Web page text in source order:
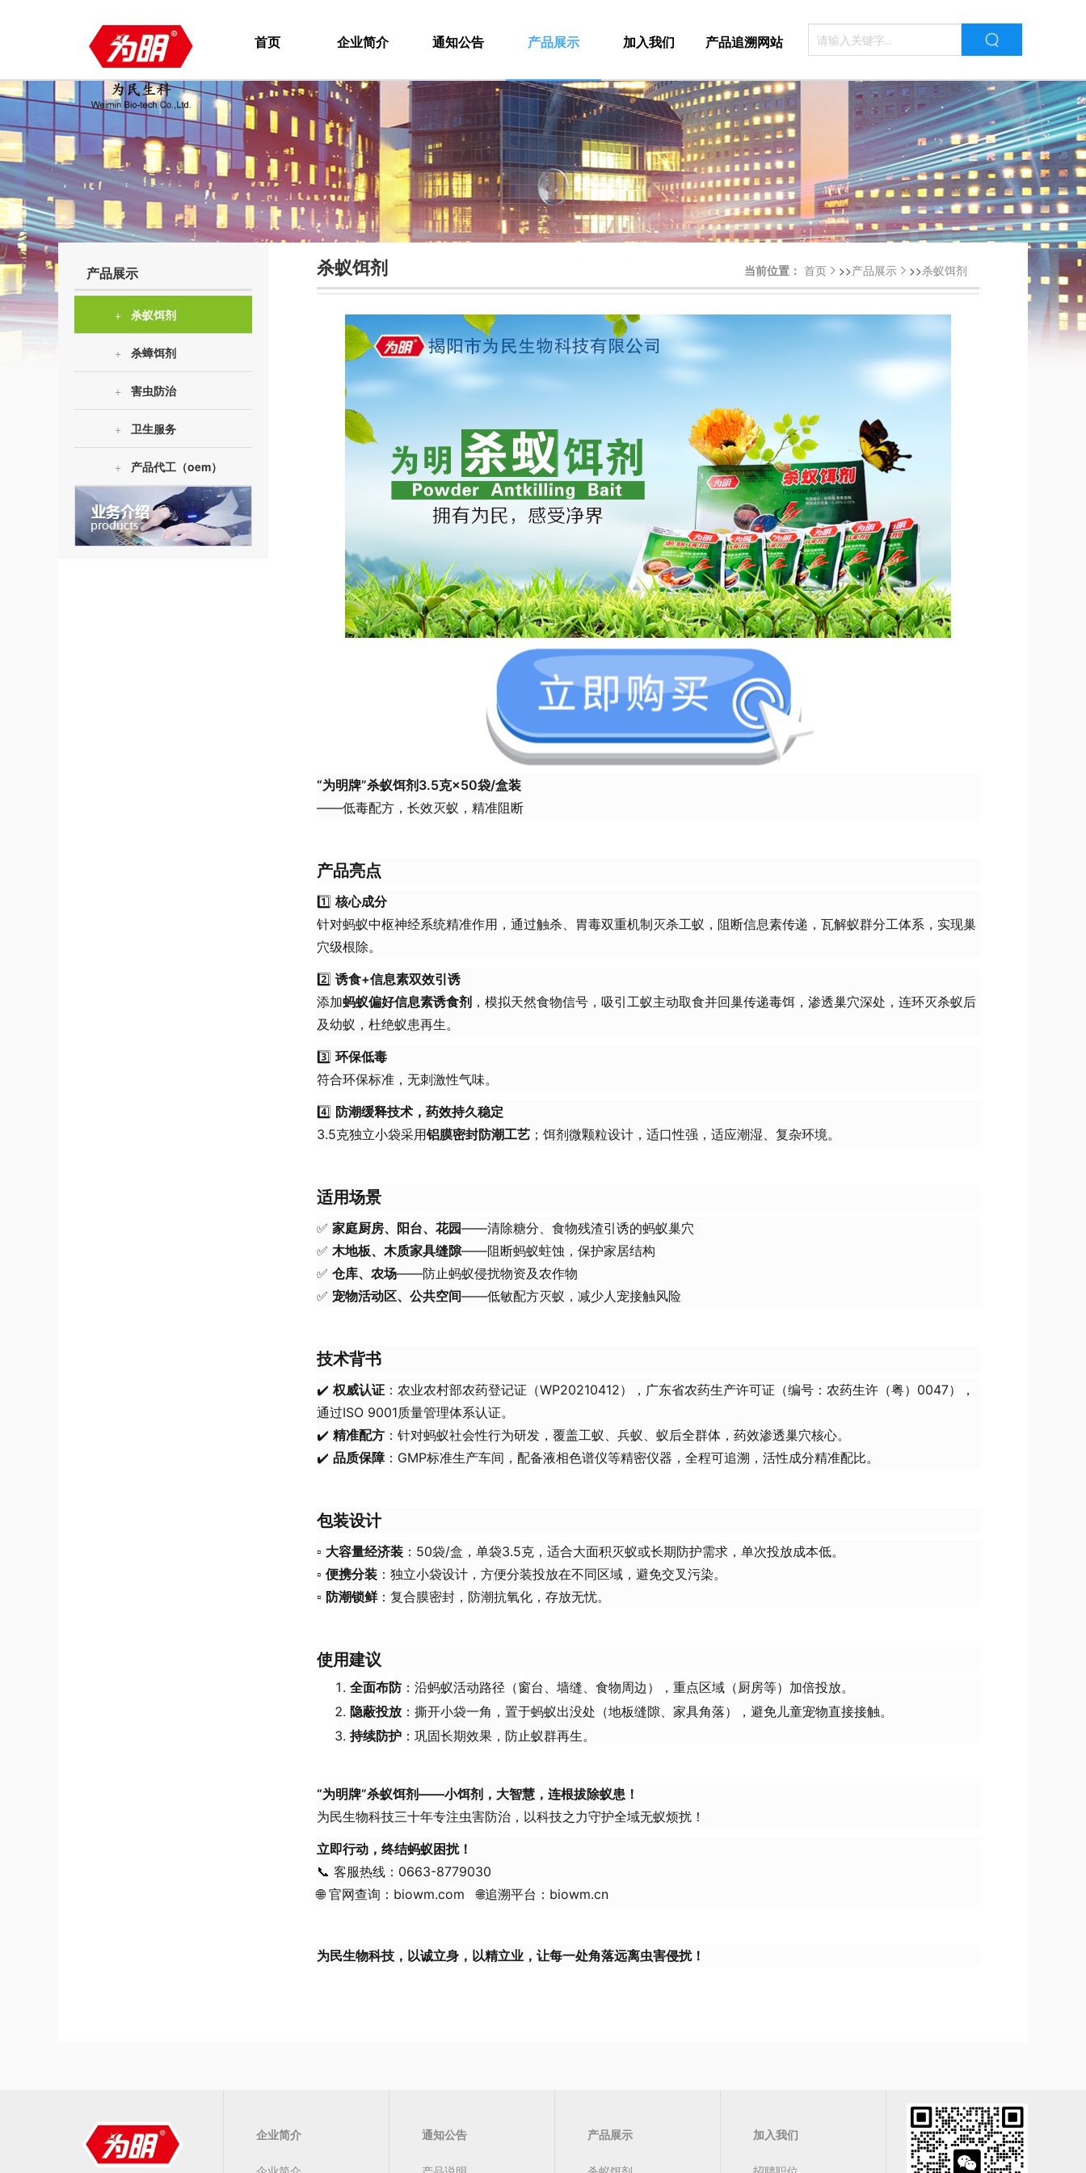
首页 企业简介 通知公告 产品展示 加入我们 产品追溯网站
产品展示
+ 杀蚁饵剂
+ 杀蟑饵剂
+ 害虫防治
+ 卫生服务
+ 产品代工（oem）
杀蚁饵剂 当前位置： 首页 >>产品展示 >>杀蚁饵剂
“为明牌”杀蚁饵剂3.5克×50袋/盒装
——低毒配方，长效灭蚁，精准阻断
产品亮点
1️⃣ 核心成分
针对蚂蚁中枢神经系统精准作用，通过触杀、胃毒双重机制灭杀工蚁，阻断信息素传递，瓦解蚁群分工体系，实现巢
穴级根除。
2️⃣ 诱食+信息素双效引诱
添加蚂蚁偏好信息素诱食剂 ，模拟天然食物信号，吸引工蚁主动取食并回巢传递毒饵，渗透巢穴深处，连环灭杀蚁后
及幼蚁，杜绝蚁患再生。
3️⃣ 环保低毒
符合环保标准，无刺激性气味。
4️⃣ 防潮缓释技术，药效持久稳定
3.5克独立小袋采用铝膜密封防潮工艺 ；饵剂微颗粒设计，适口性强，适应潮湿、复杂环境。
适用场景
✅ 家庭厨房、阳台、花园——清除糖分、食物残渣引诱的蚂蚁巢穴
✅ 木地板、木质家具缝隙——阻断蚂蚁蛀蚀，保护家居结构
✅ 仓库、农场——防止蚂蚁侵扰物资及农作物
✅ 宠物活动区、公共空间——低敏配方灭蚁，减少人宠接触风险
技术背书
✔️权威认证 ：农业农村部农药登记证（WP20210412），广东省农药生产许可证（编号：农药生许（粤）0047），
通过ISO 9001质量管理体系认证。
✔️ 精准配方 ：针对蚂蚁社会性行为研发，覆盖工蚁、兵蚁、蚁后全群体，药效渗透巢穴核心。
✔️ 品质保障：GMP标准生产车间，配备液相色谱仪等精密仪器，全程可追溯，活性成分精准配比。
包装设计
▫️ 大容量经济装 ：50袋/盒，单袋3.5克，适合大面积灭蚁或长期防护需求，单次投放成本低。
▫️ 便携分装 ：独立小袋设计，方便分装投放在不同区域，避免交叉污染。
▫️ 防潮锁鲜：复合膜密封，防潮抗氧化，存放无忧。
使用建议
全面布防：沿蚂蚁活动路径（窗台、墙缝、食物周边），重点区域（厨房等）加倍投放。
隐蔽投放 ：撕开小袋一角，置于蚂蚁出没处（地板缝隙、家具角落），避免儿童宠物直接接触。
持续防护 ：巩固长期效果，防止蚁群再生。
“为明牌”杀蚁饵剂——小饵剂，大智慧，连根拔除蚁患！
为民生物科技三十年专注虫害防治，以科技之力守护全域无蚁烦扰！
立即行动，终结蚂蚁困扰！
📞 客服热线：0663-8779030
🌐 官网查询： biowm.com🌐追溯平台：biowm.cn
为民生物科技，以诚立身，以精立业，让每一处角落远离虫害侵扰！
企业简介 通知公告 产品展示 加入我们